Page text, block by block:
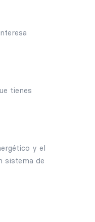
tienes
y el
sistema de